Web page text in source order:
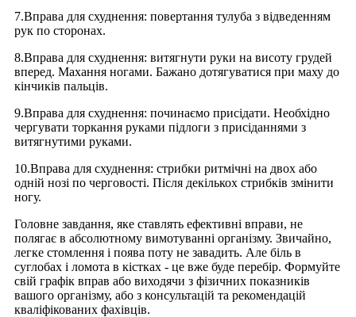
7.Вправа для схуднення: повертання тулуба з відведенням
рук по сторонах.
8.Вправа для схуднення: витягнути руки на висоту грудей
вперед. Махання ногами. Бажано дотягуватися при маху до
кінчиків пальців.
9.Вправа для схуднення: починаємо присідати. Необхідно
чергувати торкання руками підлоги з присіданнями з
витягнутими руками.
10.Вправа для схуднення: стрибки ритмічні на двох або
одній нозі по черговості. Після декількох стрибків змінити
ногу.
Головне завдання, яке ставлять ефективні вправи, не
полягає в абсолютному вимотуванні організму. Звичайно,
легке стомлення і поява поту не завадить. Але біль в
суглобах і ломота в кістках - це вже буде перебір. Формуйте
свій графік вправ або виходячи з фізичних показників
вашого організму, або з консультацій та рекомендацій
кваліфікованих фахівців.